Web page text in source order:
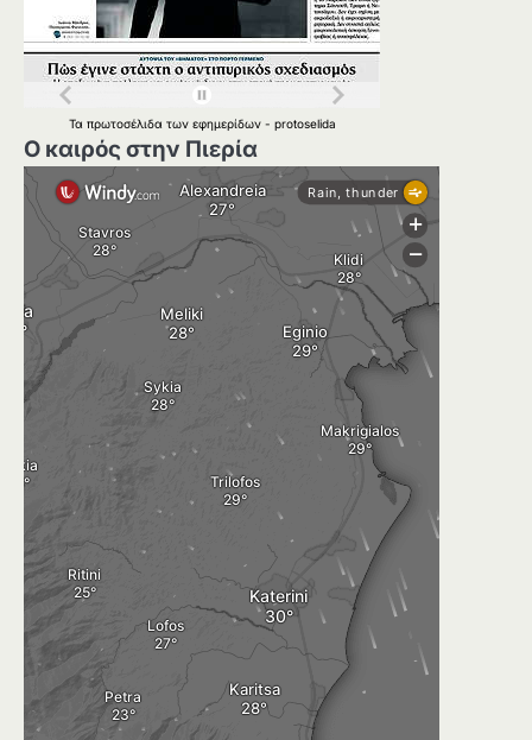
Τα πρωτοσέλιδα των εφημερίδων - protoselida
Ο καιρός στην Πιερία